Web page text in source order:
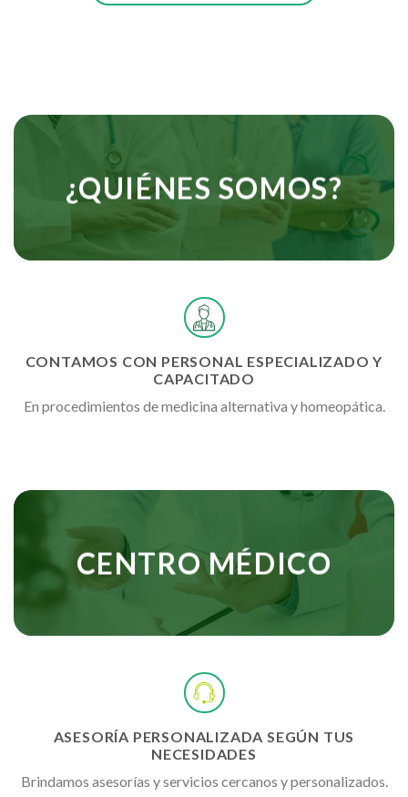
¿QUIÉNES SOMOS?
CONTAMOS CON PERSONAL ESPECIALIZADO Y
CAPACITADO
En procedimientos de medicina alternativa y homeopática.
CENTRO MÉDICO
ASESORÍA PERSONALIZADA SEGÚN TUS
NECESIDADES
Brindamos asesorías y servicios cercanos y personalizados.